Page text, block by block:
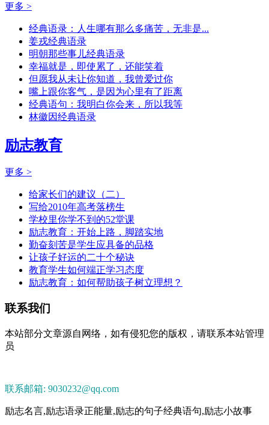
更多 >
经典语录：人生哪有那么多痛苦，无非是...
姜戎经典语录
明朝那些事儿经典语录
幸福就是，即使累了，还能笑着
但愿我从未让你知道，我曾爱过你
嘴上跟你客气，是因为心里有了距离
经典语句：我明白你会来，所以我等
林徽因经典语录
励志教育
更多 >
给家长们的建议（二）
写给2010年高考落榜生
学校里你学不到的52堂课
励志教育：开始上路，脚踏实地
勤奋刻苦是学生应具备的品格
让孩子好运的二十个秘诀
教育学生如何端正学习态度
励志教育：如何帮助孩子树立理想？
联系我们
本站部分文章源自网络，如有侵犯您的版权，请联系本站管理
员
联系邮箱: 9030232@qq.com
励志名言,励志语录正能量,励志的句子经典语句,励志小故事